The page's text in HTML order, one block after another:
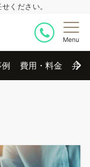
ください。
Menu
費用・料金 弁